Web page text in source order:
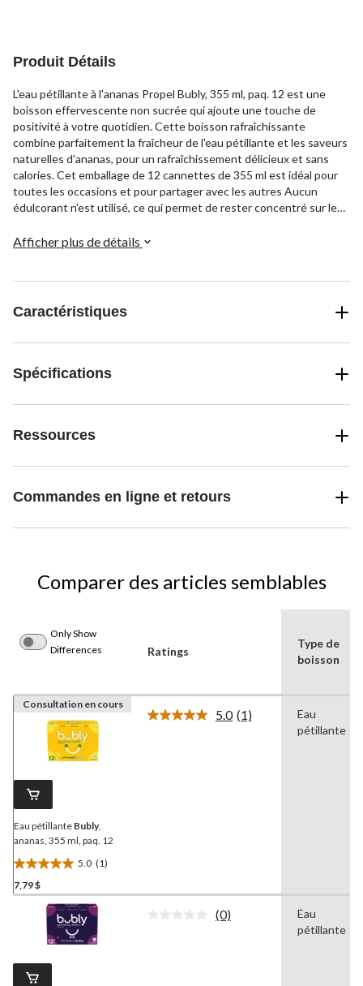
Produit Détails
L'eau pétillante à l'ananas Propel Bubly, 355 ml, paq. 12 est une
boisson effervescente non sucrée qui ajoute une touche de
positivité à votre quotidien. Cette boisson rafraîchissante
combine parfaitement la fraîcheur de l'eau pétillante et les saveurs
naturelles d'ananas, pour un rafraîchissement délicieux et sans
calories. Cet emballage de 12 cannettes de 355 ml est idéal pour
toutes les occasions et pour partager avec les autres Aucun
édulcorant n'est utilisé, ce qui permet de rester concentré sur le
joyeux.
Afficher plus de détails
Caractéristiques
Spécifications
Ressources
Commandes en ligne et retours
Comparer des articles semblables
Only Show
Differences
Ratings
Type de
boisson
Consultation en cours
Eau pétillante Bubly,
ananas, 355 ml, paq. 12
5.0 (1)
5.0
étoile(s)
7,79 $
5.0 Lire
(1)
Eau
pétillante
Aucune
(0)
Eau
pétillante